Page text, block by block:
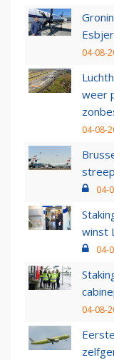
04-08-
weer
04-08-
04-
winst
04-
04-08-